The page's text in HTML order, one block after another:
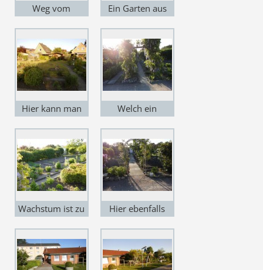
Weg vom
kommend zum
Vereinshaus was
sich am ende des
Weges Rechts
befindet.
Ein Garten aus
Hier kann man
Welch ein
Anblick,wenn es
Blüht wie hier.
Wachstum ist zu
Hier ebenfalls
sehen.